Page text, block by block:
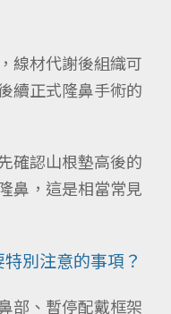
線材代謝後組織可
續正式隆鼻手術的
確認山根墊高後的
鼻，這是相當常見
別注意的事項？
部、暫停配戴框架